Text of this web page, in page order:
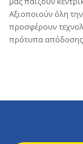
Αξιοποιούν όλη
προσφέρουν
πρότυπα